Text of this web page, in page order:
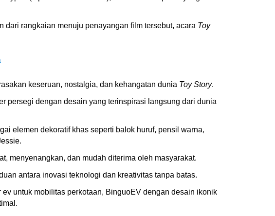
rangkaian menuju penayangan film tersebut, acara Toy
keseruan, nostalgia, dan kehangatan dunia Toy Story.
persegi dengan desain yang terinspirasi langsung dari dunia
elemen dekoratif khas seperti balok huruf, pensil warna,
menyenangkan, dan mudah diterima oleh masyarakat.
antara inovasi teknologi dan kreativitas tanpa batas.
untuk mobilitas perkotaan, BinguoEV dengan desain ikonik